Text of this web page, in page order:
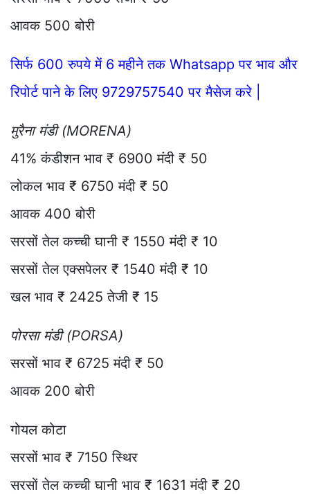
आवक 500 बोरी
सिर्फ 600 रुपये में 6 महीने तक Whatsapp पर भाव और
रिपोर्ट पाने के लिए 9729757540 पर मैसेज करे |
मुरैना मंडी (MORENA)
41% कंडीशन भाव ₹ 6900 मंदी ₹ 50
लोकल भाव ₹ 6750 मंदी ₹ 50
आवक 400 बोरी
सरसों तेल कच्ची घानी ₹ 1550 मंदी ₹ 10
सरसों तेल एक्सपेलर ₹ 1540 मंदी ₹ 10
खल भाव ₹ 2425 तेजी ₹ 15
पोरसा मंडी (PORSA)
सरसों भाव ₹ 6725 मंदी ₹ 50
आवक 200 बोरी
गोयल कोटा
सरसों भाव ₹ 7150 स्थिर
सरसों तेल कच्ची घानी भाव ₹ 1631 मंदी ₹ 20